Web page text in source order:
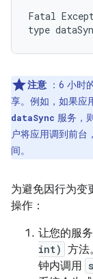
Fatal
注意 ：6 小时
享。例如，如果应
dataSync 服务，
户将应用调到前台
间。
为避免因行为变
操作：
让您的服
int) 方法
钟内调用